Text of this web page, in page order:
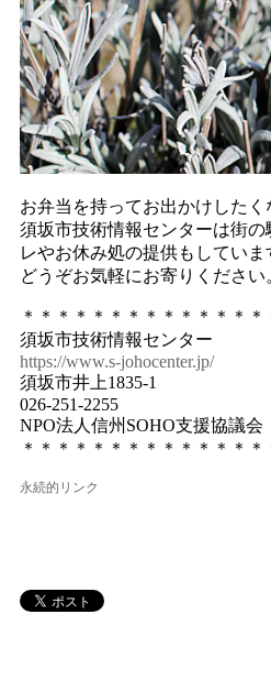
お弁当を持ってお出かけしたく
須坂市技術情報センターは街
レやお休み処の提供もしていま
どうぞお気軽にお寄りください
＊＊＊＊＊＊＊＊＊＊＊＊＊＊
須坂市技術情報センター
https://www.s-johocenter.jp/
須坂市井上1835-1
026-251-2255
NPO法人信州SOHO支援協議会
＊＊＊＊＊＊＊＊＊＊＊＊＊＊
永続的リンク